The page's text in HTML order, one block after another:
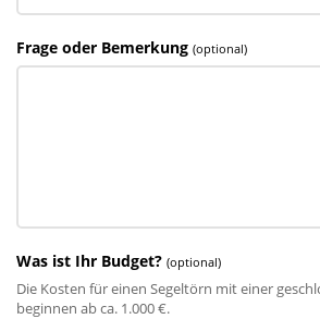
Frage oder Bemerkung (optional)
Was ist Ihr Budget? (optional)
Die Kosten für einen Segeltörn mit einer
beginnen ab ca. 1.000 €.